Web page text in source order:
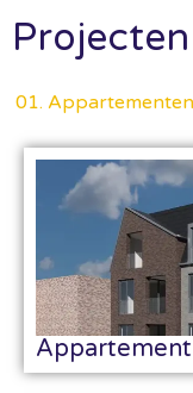
Projecten
01. Appartementen